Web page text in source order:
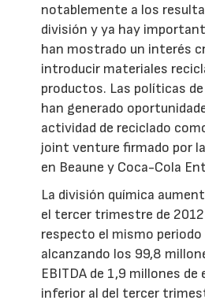
notablemente a los
división y ya hay
han mostrado un interés
introducir materiales
productos. Las políticas
han generado
actividad de reciclado
joint venture firmado por
en Beaune y Coca-Cola
La división química
el tercer trimestre de
respecto el mismo
alcanzando los 99,8
EBITDA de 1,9 millones de
inferior al del tercer